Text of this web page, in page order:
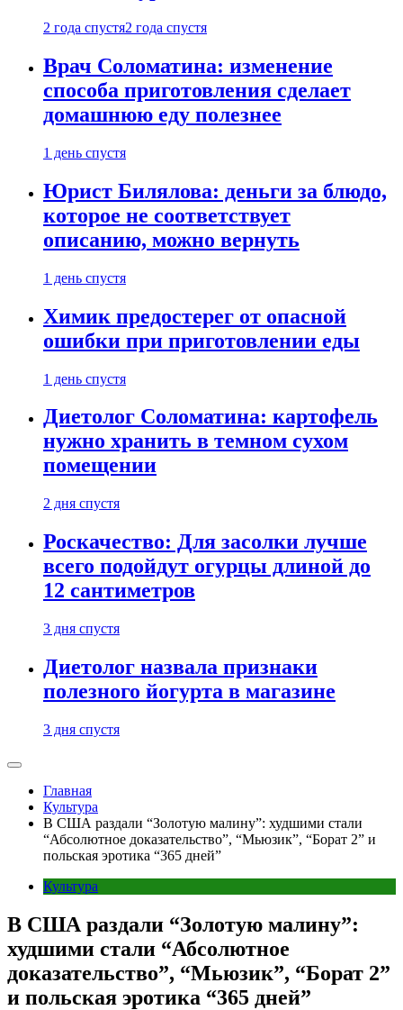
2 года спустя2 года спустя
Врач Соломатина: изменение
способа приготовления сделает
домашнюю еду полезнее
1 день спустя
Юрист Билялова: деньги за блюдо,
которое не соответствует
описанию, можно вернуть
1 день спустя
Химик предостерег от опасной
ошибки при приготовлении еды
1 день спустя
Диетолог Соломатина: картофель
нужно хранить в темном сухом
помещении
2 дня спустя
Роскачество: Для засолки лучше
всего подойдут огурцы длиной до
12 сантиметров
3 дня спустя
Диетолог назвала признаки
полезного йогурта в магазине
3 дня спустя
Главная
Культура
В США раздали “Золотую малину”: худшими стали
“Абсолютное доказательство”, “Мьюзик”, “Борат 2” и
польская эротика “365 дней”
Культура
В США раздали “Золотую малину”:
худшими стали “Абсолютное
доказательство”, “Мьюзик”, “Борат 2”
и польская эротика “365 дней”